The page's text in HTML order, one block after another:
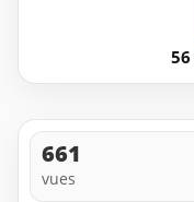
56
661
vues